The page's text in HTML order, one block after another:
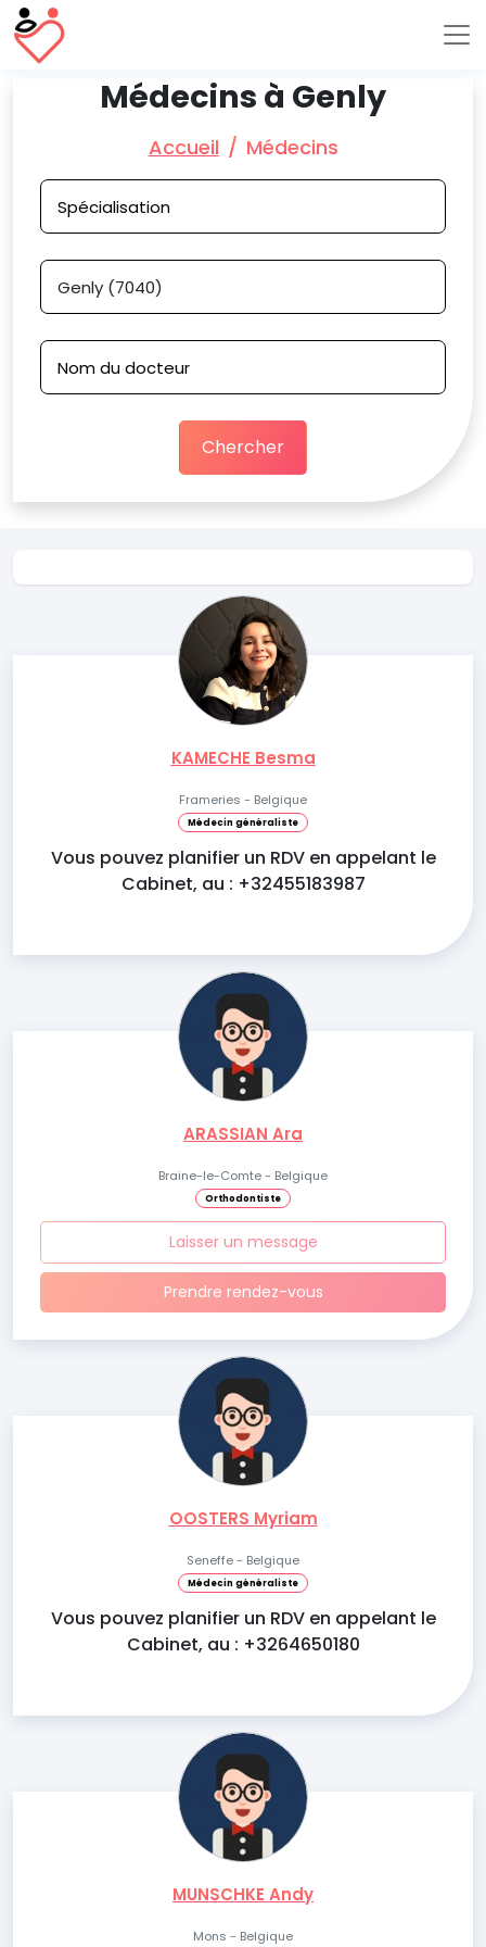
Médecins à Genly
Accueil Médecins
Chercher
KAMECHE Besma
Frameries - Belgique
Médecin généraliste
Vous pouvez planifier un RDV en appelant le
Cabinet, au : +32455183987
ARASSIAN Ara
Braine-le-Comte - Belgique
Orthodontiste
Laisser un message
Prendre rendez-vous
OOSTERS Myriam
Seneffe - Belgique
Médecin généraliste
Vous pouvez planifier un RDV en appelant le
Cabinet, au : +3264650180
MUNSCHKE Andy
Mons - Belgique